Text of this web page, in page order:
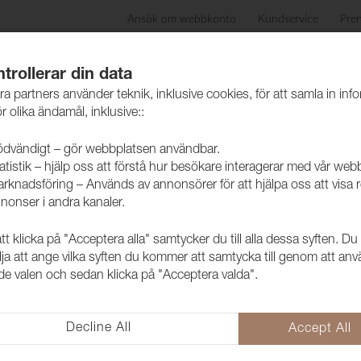
Ansök om webbkonto Kundservice
Produkter Skötselråd
Blend
gemensam styrka
din data
partners använder teknik, inklusive cookies, för att samla in
olika ändamål, inklusive::
– gör webbplatsen användbar.
– hjälp oss att förstå hur besökare interagerar med vår
– Används av annonsörer för att hjälpa oss att visa
i andra kanaler.
klicka på "Acceptera alla" samtycker du till alla dessa syften. Du
att ange vilka syften du kommer att samtycka till genom att
valen och sedan klicka på "Acceptera valda".
Decline All Accept All